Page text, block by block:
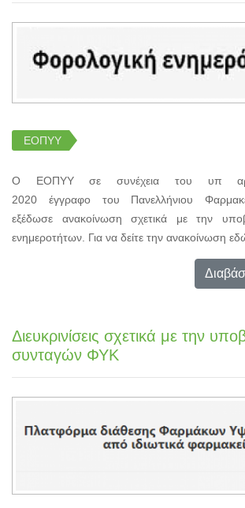
ΕΟΠΥΥ
Ο ΕΟΠΥΥ σε συνέχεια του υπ
2020 έγγραφο του Πανελλήνιου
εξέδωσε ανακοίνωση σχετικά με την
ενημεροτήτων. Για να δείτε την ανακοίνωση
Διευκρινίσεις σχετικά με την
συνταγών ΦΥΚ